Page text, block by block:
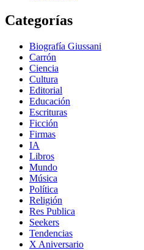
Categorías
Biografía Giussani
Carrón
Ciencia
Cultura
Editorial
Educación
Escrituras
Ficción
Firmas
IA
Libros
Mundo
Música
Política
Religión
Res Publica
Seekers
Tendencias
X Aniversario